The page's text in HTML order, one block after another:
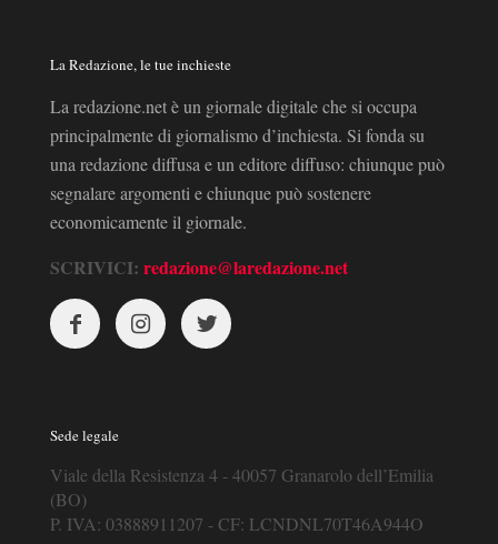
La Redazione, le tue inchieste
La redazione.net è un giornale digitale che si occupa
principalmente di giornalismo d’inchiesta. Si fonda su
una redazione diffusa e un editore diffuso: chiunque può
segnalare argomenti e chiunque può sostenere
economicamente il giornale.
SCRIVICI: redazione@laredazione.net
Sede legale
Viale della Resistenza 4 - 40057 Granarolo dell’Emilia
(BO)
P. IVA: 03888911207 - CF: LCNDNL70T46A944O